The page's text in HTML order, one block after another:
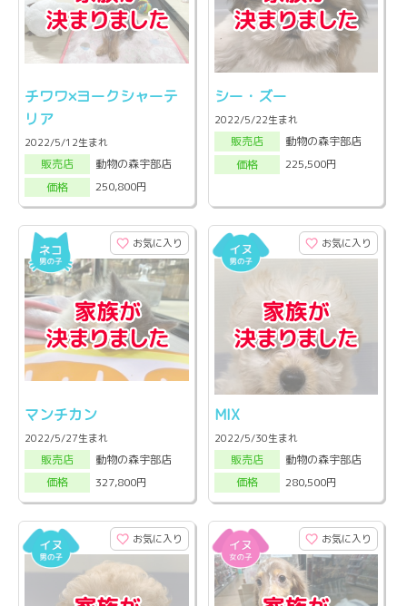
チワワ×ヨークシャーテ
リア
2022/5/12生まれ
販売店
動物の森宇部店
価格
250,800円
シー・ズー
2022/5/22生まれ
販売店
動物の森宇部店
価格
225,500円
お気に入り
マンチカン
2022/5/27生まれ
販売店
動物の森宇部店
価格
327,800円
お気に入り
MIX
2022/5/30生まれ
販売店
動物の森宇部店
価格
280,500円
お気に入り お気に入り